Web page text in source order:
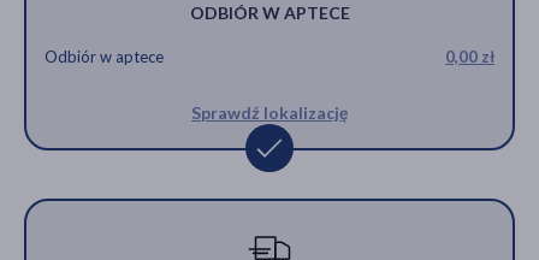
ODBIÓR W APTECE
Odbiór w aptece 0,00 zł
Sprawdź lokalizację